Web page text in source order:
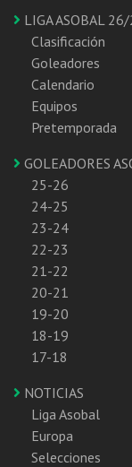
LIGA ASOBAL
Clasificación
Goleadores
Calendario
Equipos
Pretemporada
GOLEADORES
25-26
24-25
23-24
22-23
21-22
20-21
19-20
18-19
17-18
NOTICIAS
Liga Asobal
Europa
Selecciones